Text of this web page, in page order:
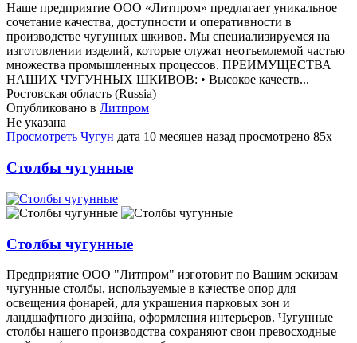
Наше предприятие ООО «Литпром» предлагает уникальное
сочетание качества, доступности и оперативности в
производстве чугунных шкивов. Мы специализируемся на
изготовлении изделий, которые служат неотъемлемой частью
множества промышленных процессов. ПРЕИМУЩЕСТВА
НАШИХ ЧУГУННЫХ ШКИВОВ: • Высокое качеств...
Ростовская область (Russia)
Опубликовано в Литпром
Не указана
Просмотреть Чугун дата 10 месяцев назад просмотрено 85x
Столбы чугунные
Столбы чугунные
Предприятие ООО "Литпром" изготовит по Вашим эскизам
чугунные столбы, используемые в качестве опор для
освещения фонарей, для украшения парковых зон и
ландшафтного дизайна, оформления интерьеров. Чугунные
столбы нашего производства сохраняют свои превосходные